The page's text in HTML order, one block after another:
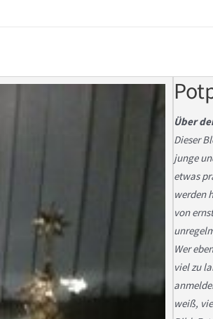
Über
Dieser
junge
etwas
werden
von
Wer
viel zu
weiß,